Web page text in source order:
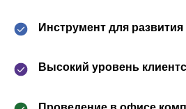
Инструмент для
Высокий уровень